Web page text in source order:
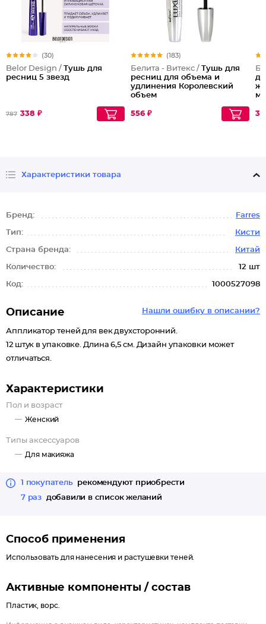
(30)
Belor Design / Тушь для
ресниц 5 звезд
787 338 ₽
(183)
Белита - Витекс / Тушь для
ресниц для объема и
удлинения Королевский
объем
556 ₽
мл
Характеристики товара
Бренд: Farres
Тип: Кисти
Страна бренда: Китай
Количество: 12 шт
Код: 1000527098
Нашли ошибку в описании?
Описание
Аппликатор теней для век двухсторонний.
12 штук в упаковке. Длина 6,5 см. Дизайн упаковки может
отличаться.
Характеристики
Пол и возраст
Женский
Типы аксессуаров
Для макияжа
1 покупатель
рекомендуют приобрести
7 раз
добавили в список желаний
Способ применения
Использовать для нанесения и растушевки теней.
Активные компоненты / состав
Пластик, ворс.